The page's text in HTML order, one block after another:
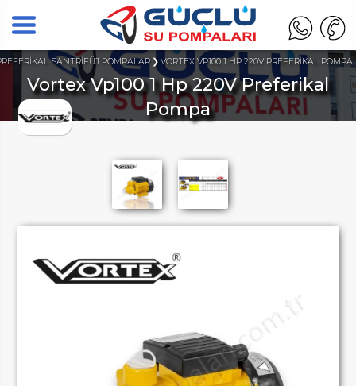
SANTRİFÜJ POMPALAR VORTEX VP100 1 HP 220V PREFERİKAL POMPA
Vortex Vp100 1 Hp 220V Preferikal
Pompa